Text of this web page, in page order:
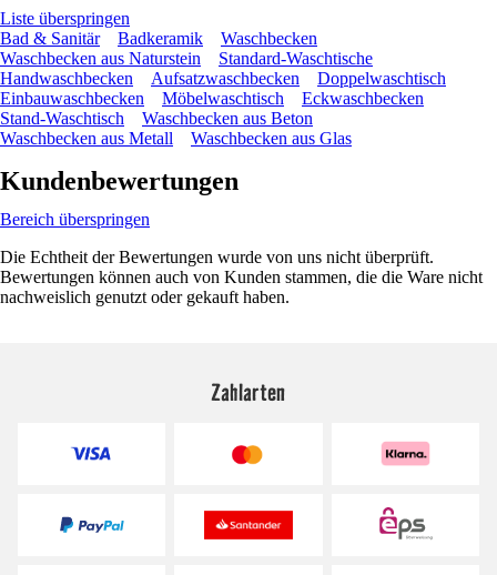
Liste überspringen
Bad & Sanitär
Badkeramik
Waschbecken
Waschbecken aus Naturstein
Standard-Waschtische
Handwaschbecken
Aufsatzwaschbecken
Doppelwaschtisch
Einbauwaschbecken
Möbelwaschtisch
Eckwaschbecken
Stand-Waschtisch
Waschbecken aus Beton
Waschbecken aus Metall
Waschbecken aus Glas
Kundenbewertungen
Bereich überspringen
Die Echtheit der Bewertungen wurde von uns nicht überprüft.
Bewertungen können auch von Kunden stammen, die die Ware nicht
nachweislich genutzt oder gekauft haben.
Zahlarten